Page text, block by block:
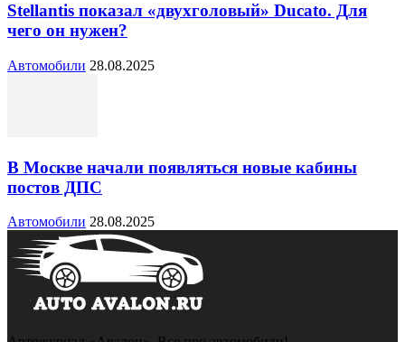
Stellantis показал «двухголовый» Ducato. Для
чего он нужен?
Автомобили 28.08.2025
В Москве начали появляться новые кабины
постов ДПС
Автомобили 28.08.2025